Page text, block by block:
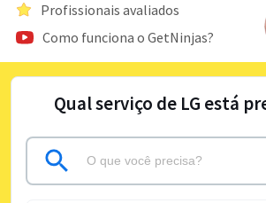
Profissionais avaliados
Como funciona o GetNinjas?
Qual serviço de LG está